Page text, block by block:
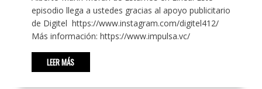
episodio llega a ustedes gracias al apoyo publicitario
de Digitel https://www.instagram.com/digitel412/
Más información: https://www.impulsa.vc/
LEER MÁS